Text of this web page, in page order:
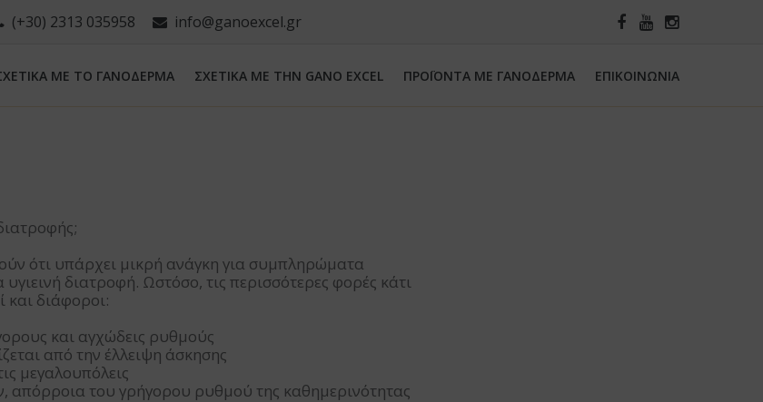
(+30) 2313 035958 info@ganoexcel.gr
ΜΕ ΤΟ ΓΑΝΟΔΕΡΜΑ ΣΧΕΤΙΚΑ ΜΕ ΤΗN GANO EXCEL ΠΡΟΪΟΝΤΑ ΜΕ ΓΑΝΟΔΕΡΜΑ ΕΠΙΚΟΙΝΩΝΙΑ
ότι υπάρχει μικρή ανάγκη για συμπληρώματα
διατροφή. Ωστόσο, τις περισσότερες φορές κάτι
και διάφοροι:
και αγχώδεις ρυθμούς
από την έλλειψη άσκησης
μεγαλουπόλεις
απόρροια του γρήγορου ρυθμού της καθημερινότητας